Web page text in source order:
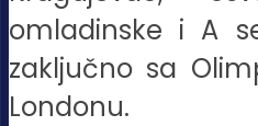
omladinske i A
zaključno sa
Londonu.